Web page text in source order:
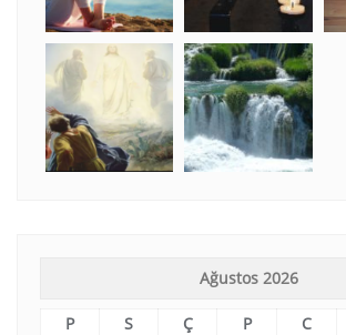
Ağustos 2026
P S Ç P C